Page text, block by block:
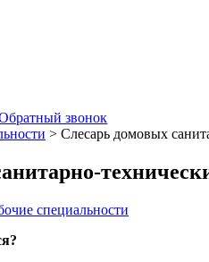
звонок
> Слесарь домовых
специальности